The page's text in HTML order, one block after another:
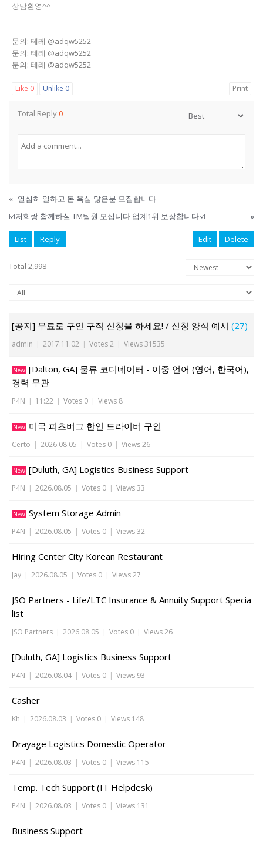
상담환영^^
문의: 테레 @adqw5252
문의: 테레 @adqw5252
문의: 테레 @adqw5252
Like 0 Unlike 0 Print
Total Reply0
« 열심히 일하고 돈 욕심 많은분 모집합니다
☑️저희랑 함께하실 TM팀원 모십니다 업계1위 보장합니다☑️
»
List Reply Edit Delete
Total 2,998
[공지] 무료로 구인 구직 신청을 하세요! / 신청 양식 예시 (27)
admin | 2017.11.02 | Votes 2 | Views 31535
New [Dalton, GA] 물류 코디네이터 - 이중 언어 (영어, 한국어),
경력 무관
P4N | 11:22 | Votes 0 | Views 8
New 미국 피츠버그 한인 드라이버 구인
Certo | 2026.08.05 | Votes 0 | Views 26
New [Duluth, GA] Logistics Business Support
P4N | 2026.08.05 | Votes 0 | Views 33
New System Storage Admin
P4N | 2026.08.05 | Votes 0 | Views 32
Hiring Center City Korean Restaurant
Jay | 2026.08.05 | Votes 0 | Views 27
JSO Partners - Life/LTC Insurance & Annuity Support Specia
list
JSO Partners | 2026.08.05 | Votes 0 | Views 26
[Duluth, GA] Logistics Business Support
P4N | 2026.08.04 | Votes 0 | Views 93
Casher
Kh | 2026.08.03 | Votes 0 | Views 148
Drayage Logistics Domestic Operator
P4N | 2026.08.03 | Votes 0 | Views 115
Temp. Tech Support (IT Helpdesk)
P4N | 2026.08.03 | Votes 0 | Views 131
Business Support